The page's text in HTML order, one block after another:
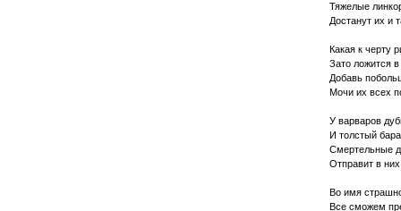
Тяжелые
Достанут их и
Какая к черту
Зато ложится в
Добавь
Мочи их всех
У варваров
И толстый
Смертельные
Отправит в
Во имя
Все сможем